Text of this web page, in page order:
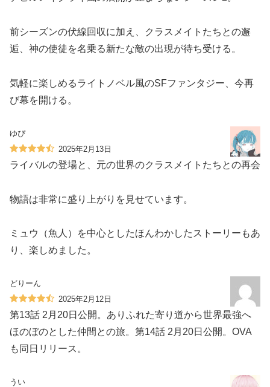
前シーズンの伏線回収に加え、クラスメイトたちとの邂
逅、神の使徒を名乗る新たな敵の出現が待ち受ける。
気軽に楽しめるライトノベル風のSFファンタジー、今再
び幕を開ける。
ゆぴ
2025年2月13日
ライバルの登場と、元の世界のクラスメイトたちとの再会
物語は非常に盛り上がりを見せています。
ミュウ（魚人）を中心としたほんわかしたストーリーもあ
り、楽しめました。
どりーん
2025年2月12日
第13話 2月20日公開。ありふれた寄り道から世界最強へ
ほのぼのとした仲間との旅。第14話 2月20日公開。OVA
も同日リリース。
うい